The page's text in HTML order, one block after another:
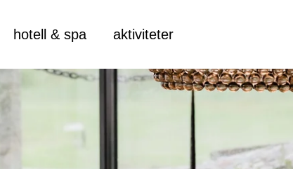
hotell & spa aktiviteter